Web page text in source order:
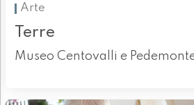
Arte
Terre
Museo Centovalli e